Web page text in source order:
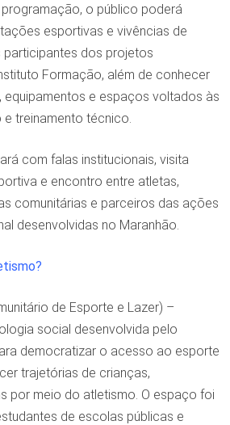
o público poderá
esportivas e vivências de
dos projetos
Formação, além de conhecer
equipamentos e espaços voltados às
treinamento técnico.
com falas institucionais, visita
e encontro entre atletas,
comunitárias e parceiros das ações
desenvolvidas no Maranhão.
de Esporte e Lazer) –
social desenvolvida pelo
democratizar o acesso ao esporte
trajetórias de crianças,
por meio do atletismo. O espaço foi
de escolas públicas e